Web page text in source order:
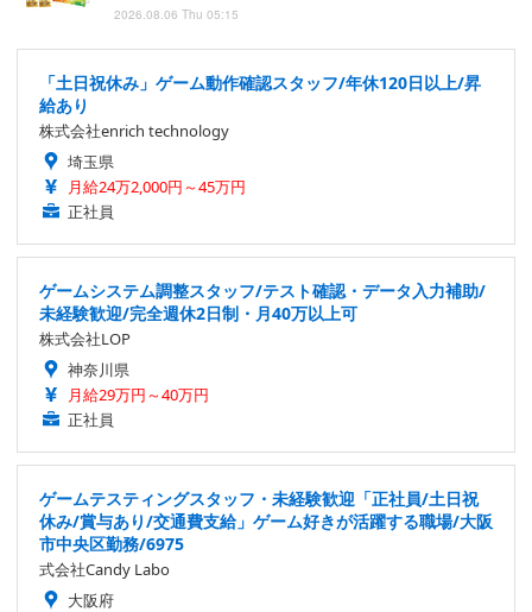
2026.08.06 Thu 05:15
「土日祝休み」ゲーム動作確認スタッフ/年休120日以上/昇
給あり
株式会社enrich technology
埼玉県
月給24万2,000円～45万円
正社員
ゲームシステム調整スタッフ/テスト確認・データ入力補助/
未経験歓迎/完全週休2日制・月40万以上可
株式会社LOP
神奈川県
月給29万円～40万円
正社員
ゲームテスティングスタッフ・未経験歓迎「正社員/土日祝
休み/賞与あり/交通費支給」ゲーム好きが活躍する職場/大阪
市中央区勤務/6975
式会社Candy Labo
大阪府